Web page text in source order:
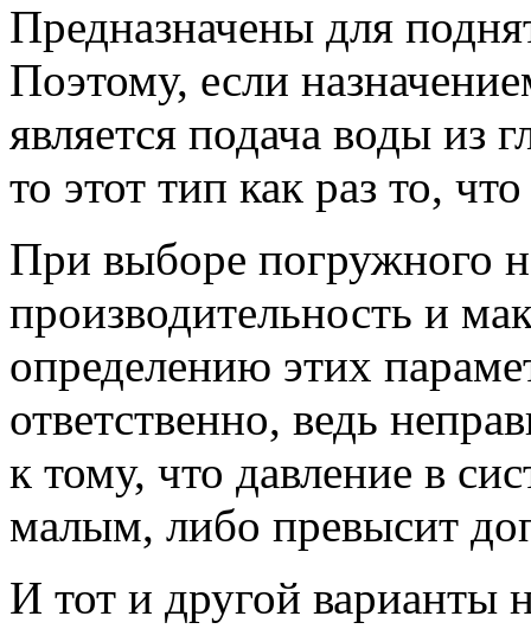
Предназначены для
Поэтому, если
является подача воды из
то этот тип как раз то,
При выборе погружного
производительность и
определению этих
ответственно, ведь
к тому, что давление в
малым, либо превысит
И тот и другой варианты